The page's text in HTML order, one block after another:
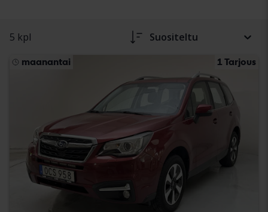
5 kpl Suositeltu
maanantai 1 Tarjous